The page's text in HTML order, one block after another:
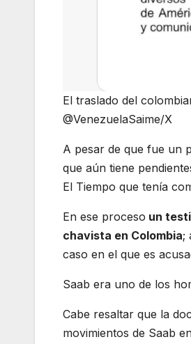
El traslado del
@VenezuelaSaime/X
A pesar de que fue un
que aún tiene
El Tiempo que tenía
En ese proceso un
chavista en Colombia;
caso en el que es
Saab era uno de los
Cabe resaltar que la
movimientos de Saab